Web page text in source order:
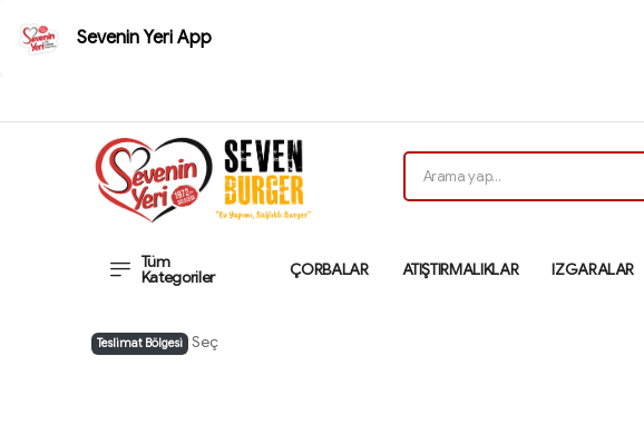
Sevenin Yeri App
Tüm
Kategoriler ÇORBALAR ATIŞTIRMALIKLAR IZGARALAR
Teslimat Bölgesi Seç